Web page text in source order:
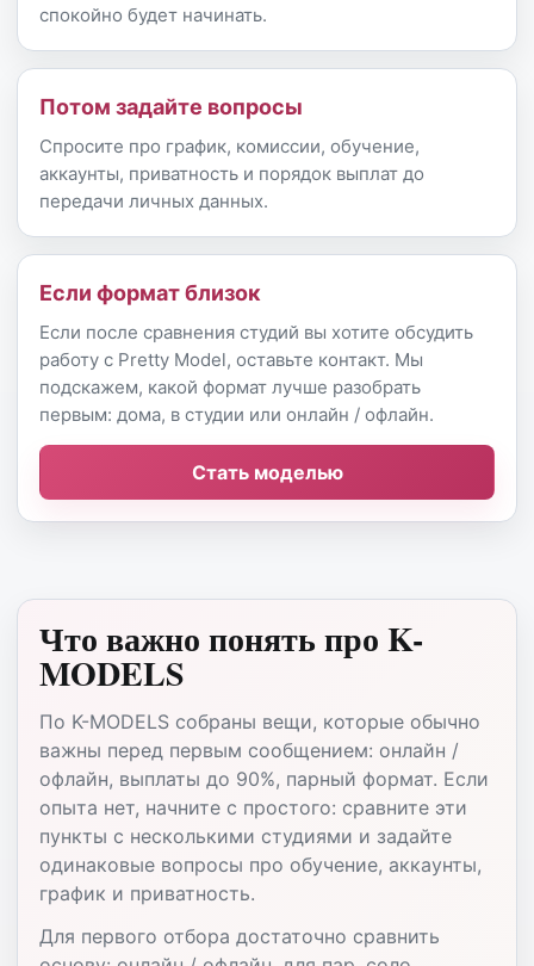
спокойно будет начинать.
Потом задайте вопросы
Спросите про график, комиссии, обучение,
аккаунты, приватность и порядок выплат до
передачи личных данных.
Если формат близок
Если после сравнения студий вы хотите обсудить
работу с Pretty Model, оставьте контакт. Мы
подскажем, какой формат лучше разобрать
первым: дома, в студии или онлайн / офлайн.
Стать моделью
Что важно понять про K-
MODELS
По K-MODELS собраны вещи, которые обычно
важны перед первым сообщением: онлайн /
офлайн, выплаты до 90%, парный формат. Если
опыта нет, начните с простого: сравните эти
пункты с несколькими студиями и задайте
одинаковые вопросы про обучение, аккаунты,
график и приватность.
Для первого отбора достаточно сравнить